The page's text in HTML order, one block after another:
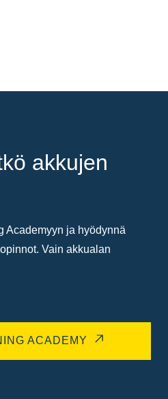
akkujen
Academyyn ja hyödynnä
Vain akkualan
ACADEMY